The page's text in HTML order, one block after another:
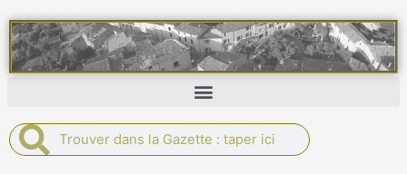
RechercherRechercher